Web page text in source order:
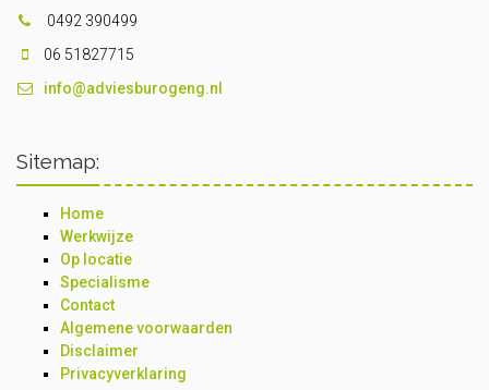
0492 390499
06 51827715
info@adviesburogeng.nl
Sitemap:
Home
Werkwijze
Op locatie
Specialisme
Contact
Algemene voorwaarden
Disclaimer
Privacyverklaring